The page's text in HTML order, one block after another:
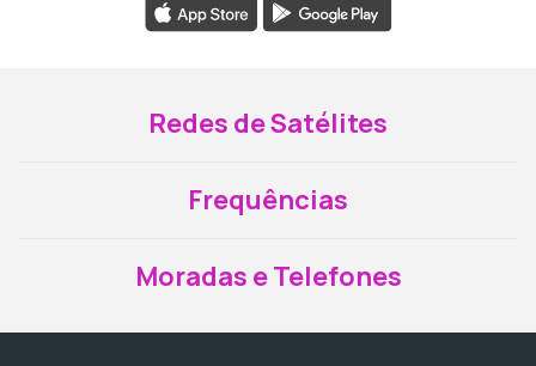
Redes de Satélites
Frequências
Moradas e Telefones